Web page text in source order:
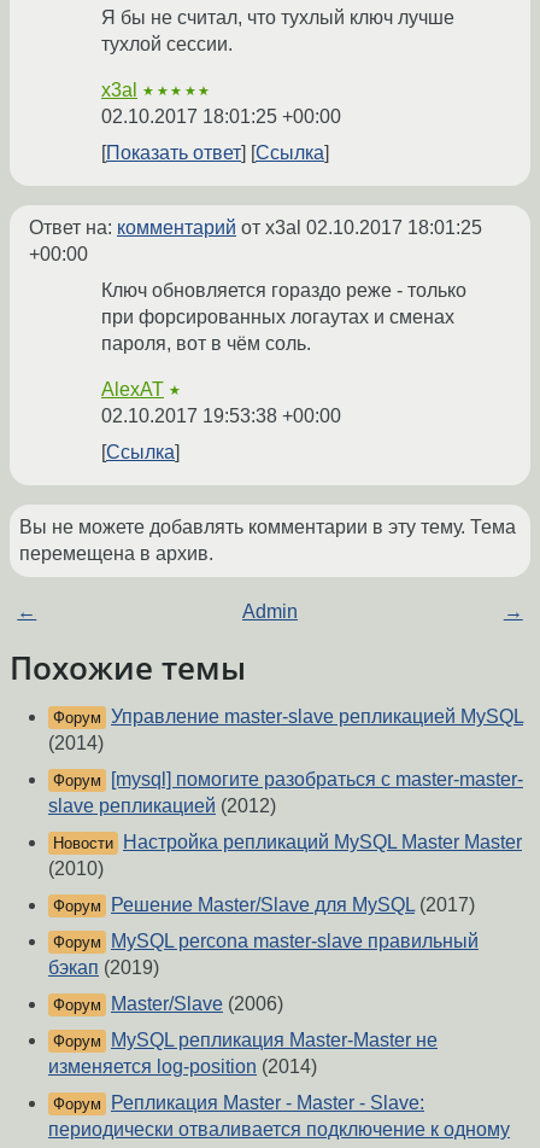
Я бы не считал, что тухлый ключ лучше
тухлой сессии.
x3al ★★★★★
02.10.2017 18:01:25 +00:00
Показать ответ
Ссылка
Ответ на: комментарий от x3al 02.10.2017 18:01:25
+00:00
Ключ обновляется гораздо реже - только
при форсированных логаутах и сменах
пароля, вот в чём соль.
AlexAT ★
02.10.2017 19:53:38 +00:00
Ссылка
Вы не можете добавлять комментарии в эту тему. Тема
перемещена в архив.
← Admin →
Похожие темы
Форум Управление master-slave репликацией MySQL
(2014)
Форум
[mysql] помогите разобраться с master-master-
slave репликацией (2012)
Новости
Настройка репликаций MySQL Master Master
(2010)
Форум Решение Master/Slave для MySQL (2017)
Форум
MySQL percona master-slave правильный
бэкап (2019)
Форум Master/Slave (2006)
Форум
MySQL репликация Master-Master не
изменяется log-position (2014)
Форум
Репликация Master - Master - Slave:
периодически отваливается подключение к одному